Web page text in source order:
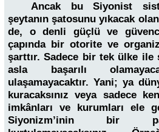
Ancak bu Siyonist
şeytanın şatosunu yıkacak
de, o denli güçlü ve
çapında bir otorite ve
şarttır. Sadece bir tek ülke ile
asla başarılı
ulaşamayacaktır. Yani; ya
kuracaksınız veya sadece
imkânları ve kurumları ele
Siyonizm’inin bir